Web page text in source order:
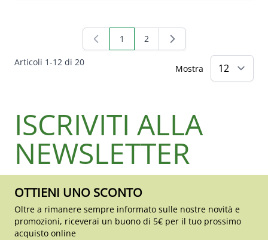
Articoli 1-12 di 20
Attualmente stai leggendo la pagina
1 Pagina
2
Mostra
ISCRIVITI ALLA
NEWSLETTER
OTTIENI UNO SCONTO
Oltre a rimanere sempre informato sulle nostre novità e
promozioni, riceverai un buono di 5€ per il tuo prossimo
acquisto online